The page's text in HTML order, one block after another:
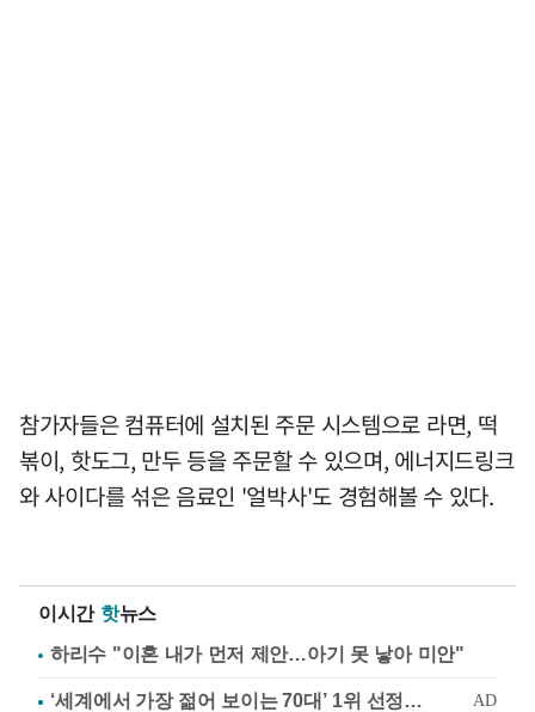
참가자들은 컴퓨터에 설치된 주문 시스템으로 라면, 떡
볶이, 핫도그, 만두 등을 주문할 수 있으며, 에너지드링크
와 사이다를 섞은 음료인 '얼박사'도 경험해볼 수 있다.
이시간 핫뉴스
하리수 "이혼 내가 먼저 제안…아기 못 낳아 미안"